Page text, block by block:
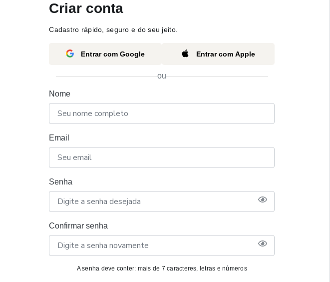
Criar conta
Cadastro rápido, seguro e do seu jeito.
Entrar com Google Entrar com Apple
ou
Nome
Email
Senha
Confirmar senha
A senha deve conter: mais de 7 caracteres, letras e números